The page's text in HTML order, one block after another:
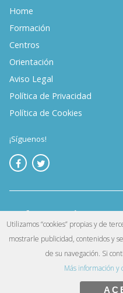
Home
Formación
Centros
Orientación
Aviso Legal
Política de Privacidad
Política de Cookies
¡Síguenos!
. Reservados todos
Exit
Utilizamos “cookies” propias y de
mostrarle publicidad, contenidos y
de su navegación. Si
Más información y